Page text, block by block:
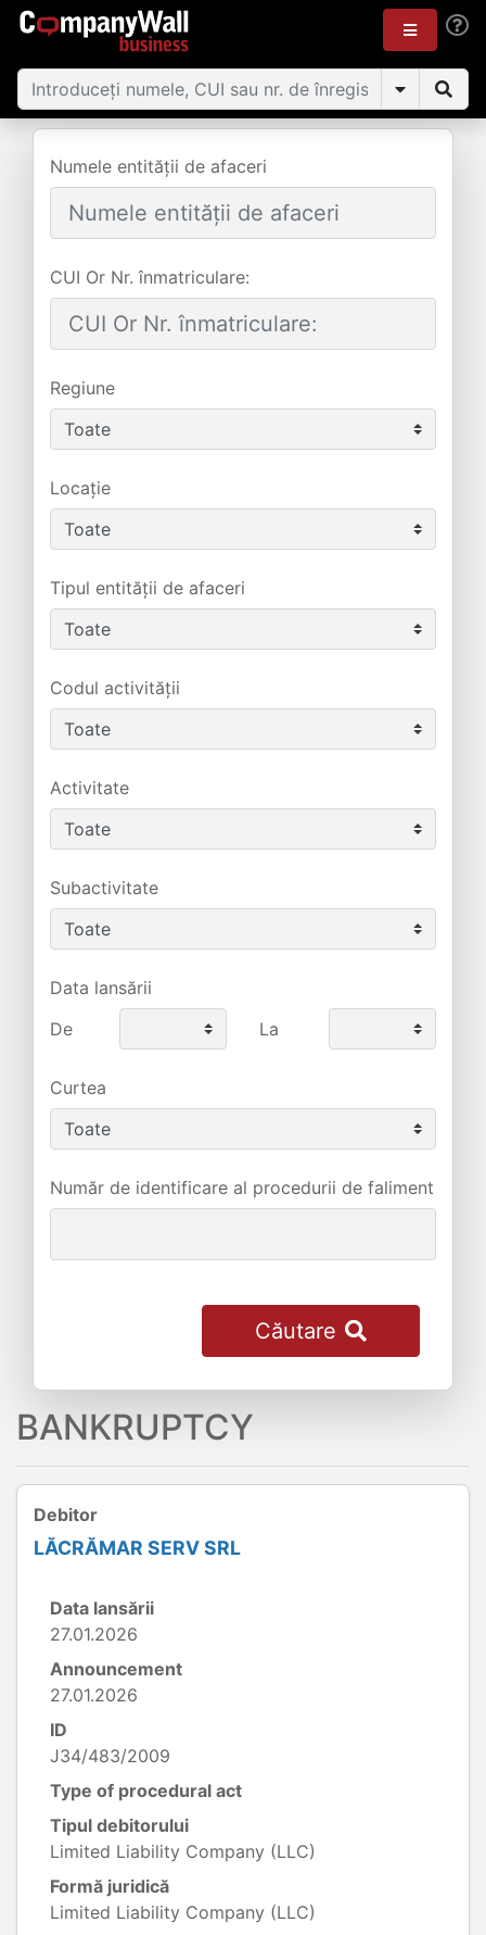
Numele entității de afaceri
CUI Or Nr. înmatriculare:
Regiune
Locație
Tipul entității de afaceri
Codul activității
Activitate
Subactivitate
Data lansării
De
La
Curtea
Număr de identificare al procedurii de faliment
Căutare
BANKRUPTCY
Debitor
LĂCRĂMAR SERV SRL
Data lansării
27.01.2026
Announcement
27.01.2026
ID
J34/483/2009
Type of procedural act
Tipul debitorului
Limited Liability Company (LLC)
Formă juridică
Limited Liability Company (LLC)